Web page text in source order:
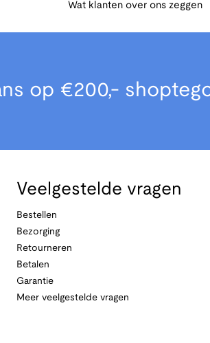
Wat klanten over ons zeggen
op €200,-
Veelgestelde vragen
Bestellen
Bezorging
Retourneren
Betalen
Garantie
Meer veelgestelde vragen